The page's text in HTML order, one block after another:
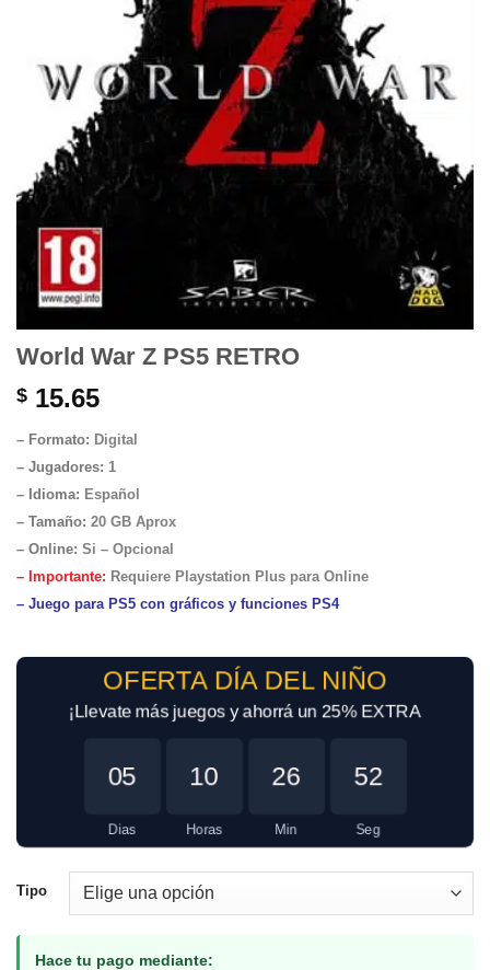
World War Z PS5 RETRO
$ 15.65
– Formato: Digital
– Jugadores: 1
– Idioma: Español
– Tamaño: 20 GB Aprox
– Online: Si – Opcional
– Importante: Requiere Playstation Plus para Online
– Juego para PS5 con gráficos y funciones PS4
OFERTA DÍA DEL NIÑO
¡Llevate más juegos y ahorrá un 25% EXTRA
05
Dias
10
Horas
26
Min
52
Seg
Tipo
Hace tu pago mediante: